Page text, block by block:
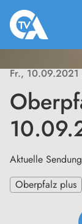
Fr., 10.09.2021
Aktuelle
Oberpfalz plus